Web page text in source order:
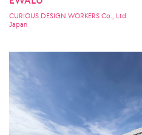
CURIOUS DESIGN WORKERS Co., Ltd.
Japan